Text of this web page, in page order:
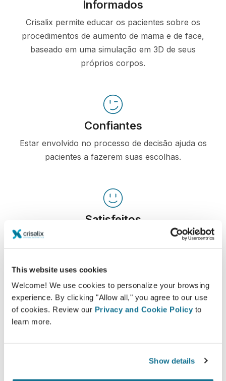
This website uses cookies
Welcome! We use cookies to personalize your browsing
experience. By clicking "Allow all," you agree to our use
of cookies. Review our Privacy and Cookie Policy to
learn more.
Show details
Informados
Crisalix permite educar os pacientes sobre os
procedimentos de aumento de mama e de face,
baseado em uma simulação em 3D de seus
próprios corpos.
Confiantes
Estar envolvido no processo de decisão ajuda os
pacientes a fazerem suas escolhas.
Satisfeitos
100% das mulheres afirmaram que estavam
*Pesquisa Online realizada com pacientes que se submeteram
a uma cirurgia de aumento mamário entre Maio de 2010 e